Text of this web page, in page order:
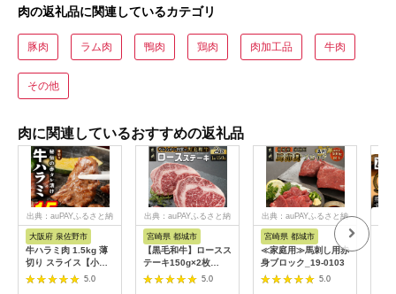
肉の返礼品に関連しているカテゴリ
豚肉 ラム肉 鴨肉 鶏肉 肉加工品 牛肉
その他
肉に関連しているおすすめの返礼品
出典：auPAYふるさと納
大阪府 泉佐野市
牛ハラミ肉 1.5kg 薄
切り スライス【小分
け 500g×3 訳あり サ
5.0
出典：auPAYふるさと納
宮崎県 都城市
【黒毛和牛】ロースス
テーキ150g×2枚
_LG8-I901
5.0
出典：auPAYふるさと納
宮崎県 都城市
≪家庭用≫馬刺し用赤
身ブロック_19-0103
5.0